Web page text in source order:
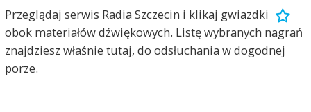
Przeglądaj serwis Radia Szczecin i klikaj gwiazdki
obok materiałów dźwiękowych. Listę wybranych nagrań
znajdziesz właśnie tutaj, do odsłuchania w dogodnej
porze.